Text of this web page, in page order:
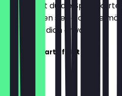
Hier findest du die
aktualisieren sie so oft wie
weißt, was dich erwartet.
Die Speisekarte folgt bald!